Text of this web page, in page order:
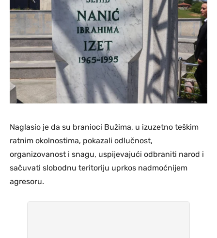
Naglasio je da su branioci Bužima, u izuzetno teškim
ratnim okolnostima, pokazali odlučnost,
organizovanost i snagu, uspijevajući odbraniti narod i
sačuvati slobodnu teritoriju uprkos nadmoćnijem
agresoru.